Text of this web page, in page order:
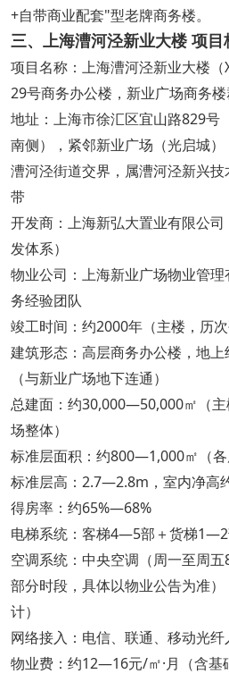
+自带商业配套"型老牌商务楼。
三、上海漕河泾新业大楼 项目
项目名称：上海漕河泾新业大楼
29号商务办公楼，新业广场商务楼
地址：上海市徐汇区宜山路829号
南侧），紧邻新业广场（光启城
漕河泾街道交界，属漕河泾新兴
带
开发商：上海新弘大置业有限公
发体系）
物业公司：上海新业广场物业管
务经验团队
竣工时间：约2000年（主楼，历次
建筑形态：高层商务办公楼，地
（与新业广场地下连通）
总建面：约30,000—50,000㎡（
场整体）
标准层面积：约800—1,000㎡（各
标准层高：2.7—2.8m，室内净高
得房率：约65%—68%
电梯系统：客梯4—5部＋货梯1—2
空调系统：中央空调（周一至周
部分时段，具体以物业公告为准
计）
网络接入：电信、联通、移动光
物业费：约12—16元/㎡·月（含基